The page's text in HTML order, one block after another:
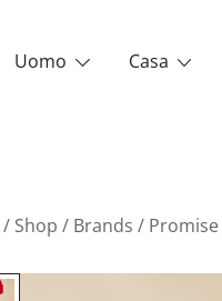
Uomo Casa
/ Shop / Brands / Promise